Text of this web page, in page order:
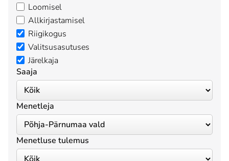
Loomisel
Allkirjastamisel
Riigikogus
Valitsusasutuses
Järelkaja
Saaja
Menetleja
Menetluse tulemus